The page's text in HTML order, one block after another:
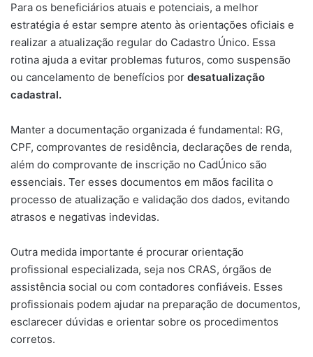
Para os beneficiários atuais e potenciais, a melhor
estratégia é estar sempre atento às orientações oficiais e
realizar a atualização regular do Cadastro Único. Essa
rotina ajuda a evitar problemas futuros, como suspensão
ou cancelamento de benefícios por desatualização
cadastral.
Manter a documentação organizada é fundamental: RG,
CPF, comprovantes de residência, declarações de renda,
além do comprovante de inscrição no CadÚnico são
essenciais. Ter esses documentos em mãos facilita o
processo de atualização e validação dos dados, evitando
atrasos e negativas indevidas.
Outra medida importante é procurar orientação
profissional especializada, seja nos CRAS, órgãos de
assistência social ou com contadores confiáveis. Esses
profissionais podem ajudar na preparação de documentos,
esclarecer dúvidas e orientar sobre os procedimentos
corretos.